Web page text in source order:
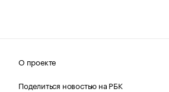
О проекте
Поделиться новостью на РБК